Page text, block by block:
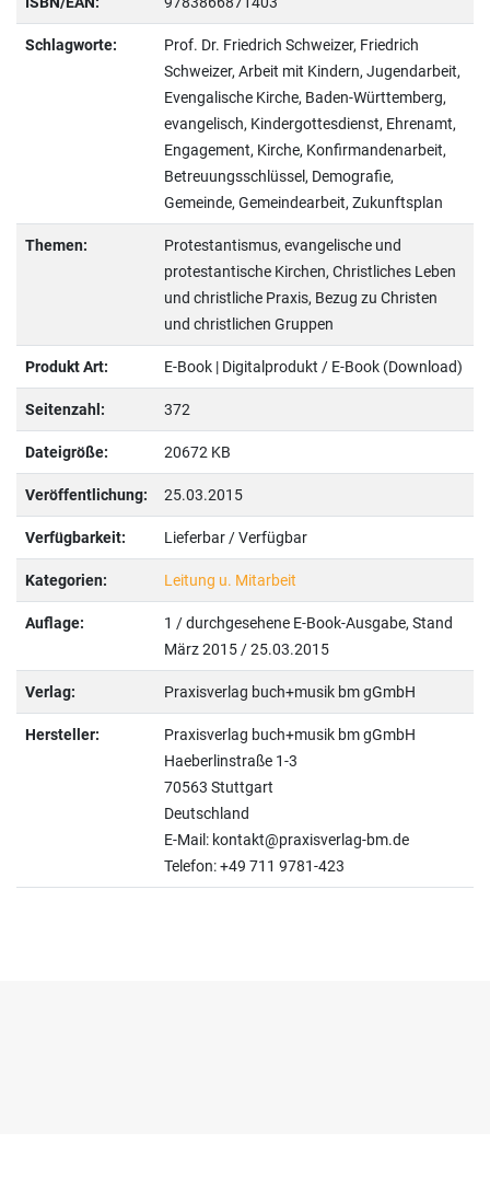
Schlagworte:
Prof. Dr. Friedrich Schweizer, Friedrich
Schweizer, Arbeit mit Kindern, Jugendarbeit,
Evengalische Kirche, Baden-Württemberg,
evangelisch, Kindergottesdienst, Ehrenamt,
Engagement, Kirche, Konfirmandenarbeit,
Betreuungsschlüssel, Demografie,
Gemeinde, Gemeindearbeit, Zukunftsplan
Themen:
Protestantismus, evangelische und
protestantische Kirchen, Christliches Leben
und christliche Praxis, Bezug zu Christen
und christlichen Gruppen
Produkt Art: E-Book | Digitalprodukt / E-Book (Download)
Seitenzahl: 372
Dateigröße: 20672 KB
Veröffentlichung: 25.03.2015
Verfügbarkeit: Lieferbar / Verfügbar
Kategorien: Leitung u. Mitarbeit
Auflage:
1 / durchgesehene E-Book-Ausgabe, Stand
März 2015 / 25.03.2015
Verlag: Praxisverlag buch+musik bm gGmbH
Hersteller:
Praxisverlag buch+musik bm gGmbH
Haeberlinstraße 1-3
70563 Stuttgart
Deutschland
E-Mail: kontakt@praxisverlag-bm.de
Telefon: +49 711 9781-423